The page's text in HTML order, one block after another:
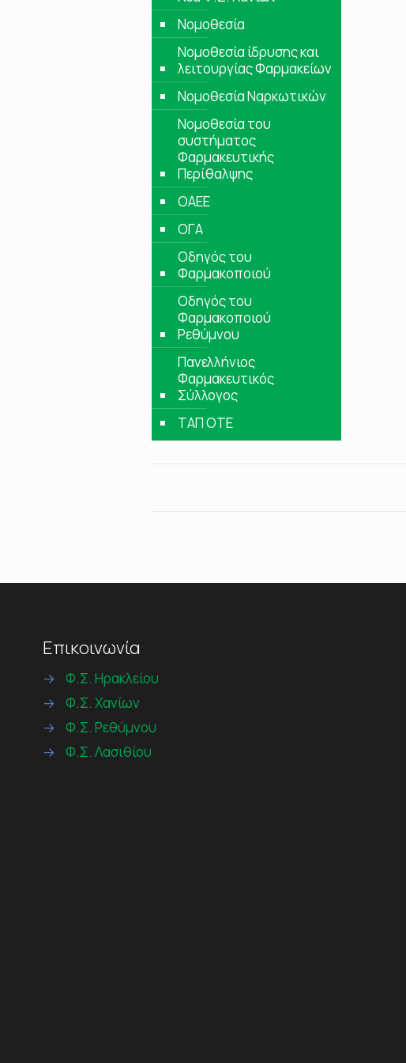
Νομοθεσία
Νομοθεσία ίδρυσης και
λειτουργίας Φαρμακείων
Νομοθεσία Ναρκωτικών
Νομοθεσία του
συστήματος
Φαρμακευτικής
Περίθαλψης
ΟΑΕΕ
ΟΓΑ
Οδηγός του
Φαρμακοποιού
Οδηγός του
Φαρμακοποιού
Ρεθύμνου
Πανελλήνιος
Φαρμακευτικός
Σύλλογος
ΤΑΠ ΟΤΕ
Επικοινωνία
→
Φ.Σ. Ηρακλείου
→
Φ.Σ. Χανίων
→
Φ.Σ. Ρεθύμνου
→
Φ.Σ. Λασιθίου